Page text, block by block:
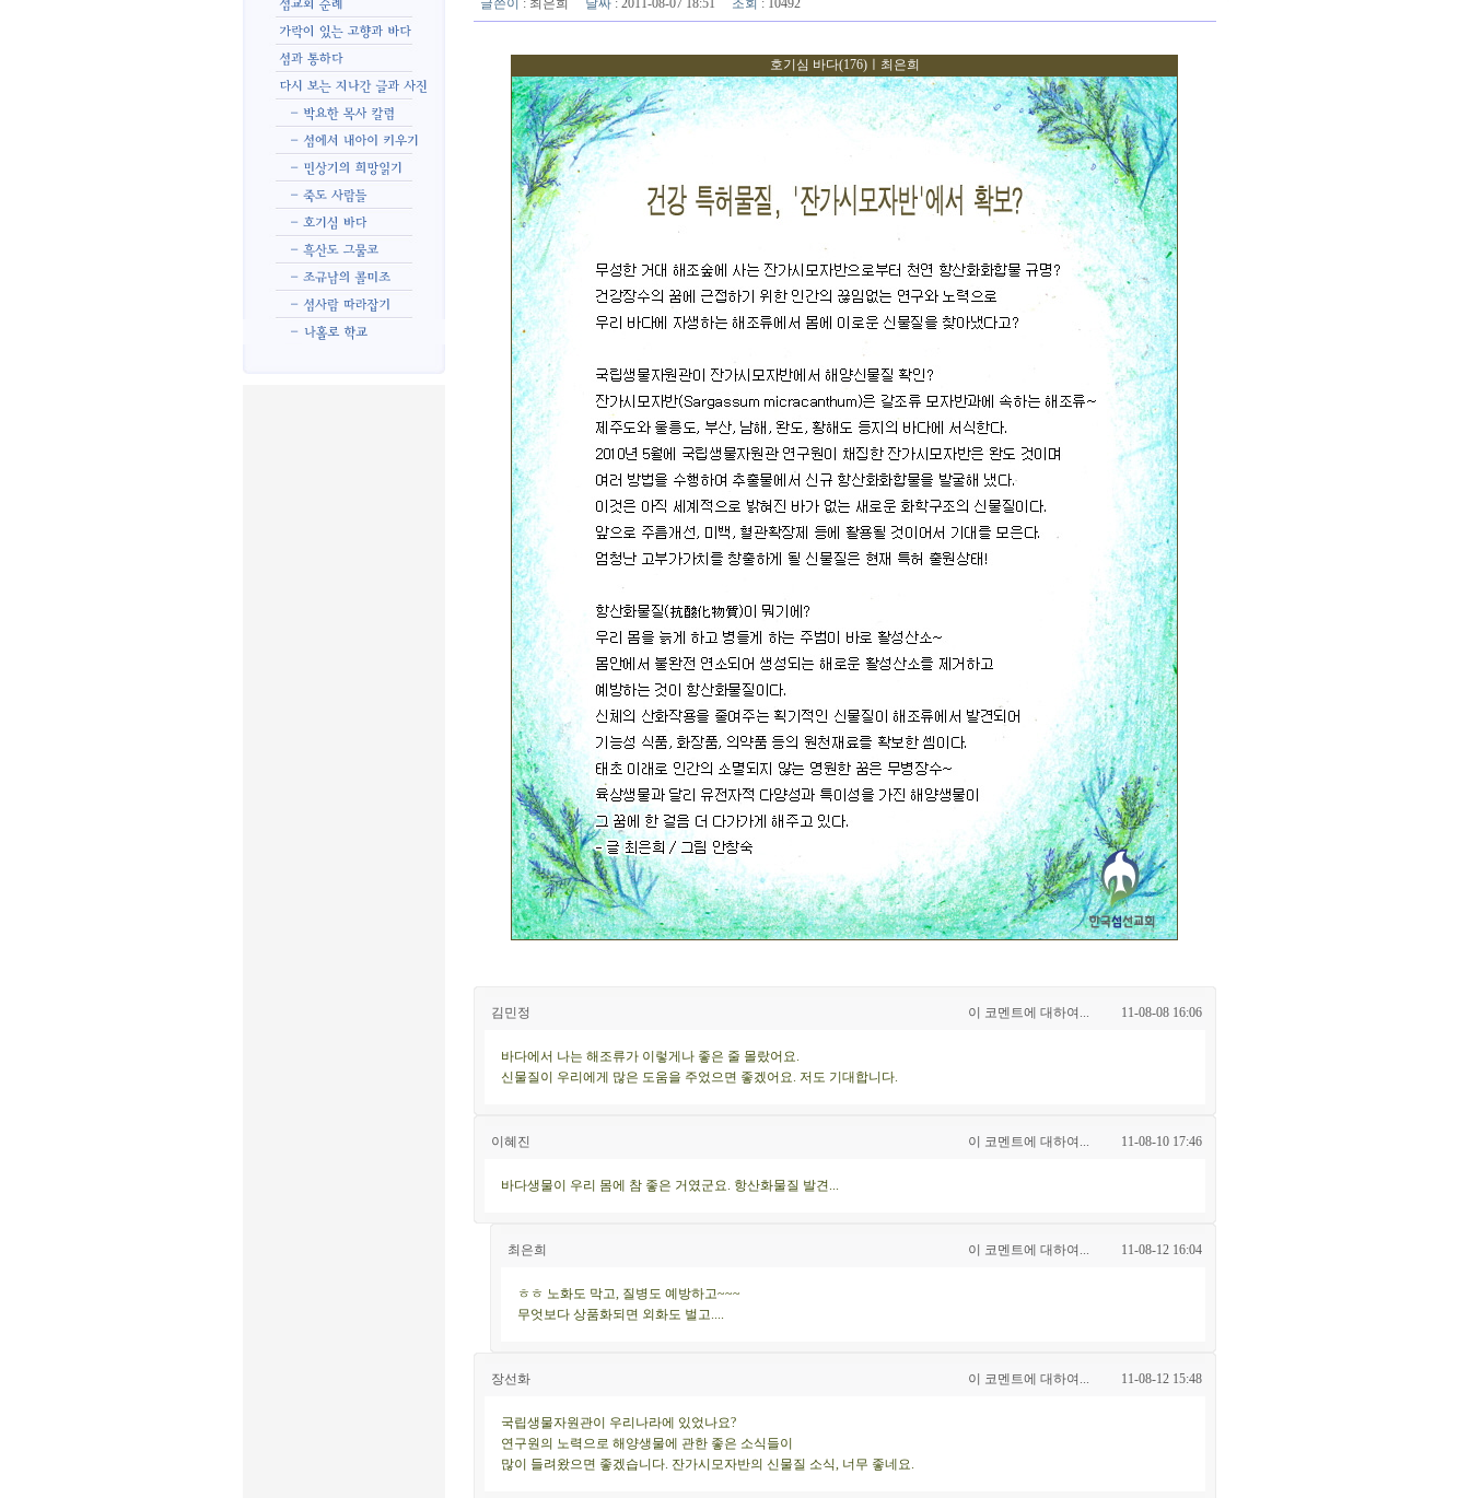
글쓴이 : 최은희 날짜: 2011-08-07 18:51 조회 : 10492
호기심 바다(176)ㅣ최은희
김민정 이 코멘트에 대하여... 11-08-08 16:06
바다에서 나는 해조류가 이렇게나 좋은 줄 몰랐어요.
신물질이 우리에게 많은 도움을 주었으면 좋겠어요. 저도 기대합니다.
이혜진 이 코멘트에 대하여... 11-08-10 17:46
바다생물이 우리 몸에 참 좋은 거였군요. 항산화물질 발견...
최은희 이 코멘트에 대하여... 11-08-12 16:04
ㅎㅎ 노화도 막고, 질병도 예방하고~~~
무엇보다 상품화되면 외화도 벌고....
장선화 이 코멘트에 대하여... 11-08-12 15:48
국립생물자원관이 우리나라에 있었나요?
연구원의 노력으로 해양생물에 관한 좋은 소식들이
많이 들려왔으면 좋겠습니다. 잔가시모자반의 신물질 소식, 너무 좋네요.